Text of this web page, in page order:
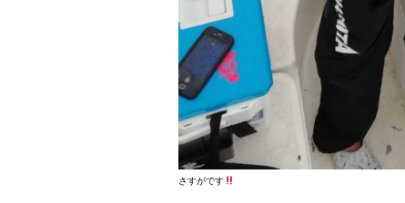
さすがです